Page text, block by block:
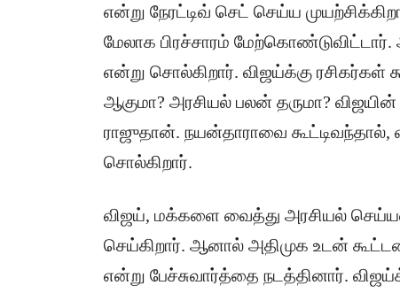
என்று நேரட்டிவ் செட் செய்ய
மேலாக பிரச்சாரம்
என்று சொல்கிறார். விஜய்க்கு
ஆகுமா? அரசியல் பலன் தருமா?
ராஜுதான். நயன்தாராவை
சொல்கிறார்.
விஜய், மக்களை வைத்து அரசியல்
செய்கிறார். ஆனால் அதிமுக உடன்
என்று பேச்சுவார்த்தை நடத்தினார்.